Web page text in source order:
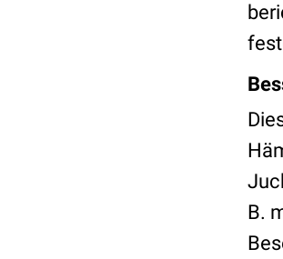
B.